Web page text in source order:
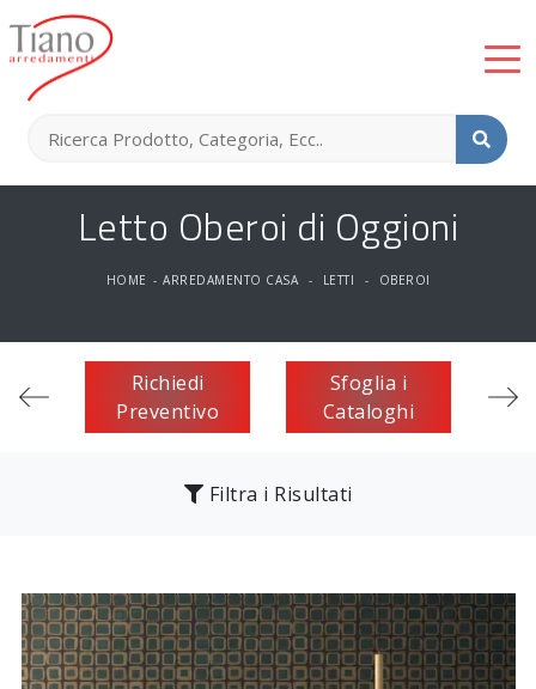
Letto Oberoi di Oggioni
HOME - ARREDAMENTO CASA - LETTI - OBEROI
Richiedi
Preventivo
Sfoglia i
Cataloghi
Filtra i Risultati